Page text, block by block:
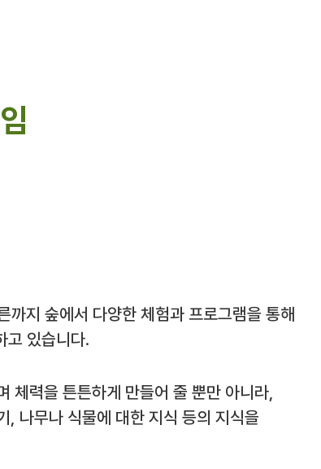
지 숲에서 다양한 체험과 프로그램을 통해
고 있습니다.
체력을 튼튼하게 만들어 줄 뿐만 아니라,
, 나무나 식물에 대한 지식 등의 지식을